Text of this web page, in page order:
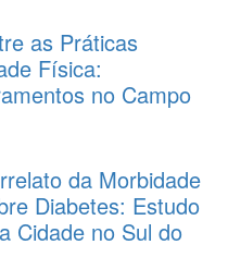
as Práticas
Física:
no Campo
da Morbidade
Diabetes: Estudo
Cidade no Sul do